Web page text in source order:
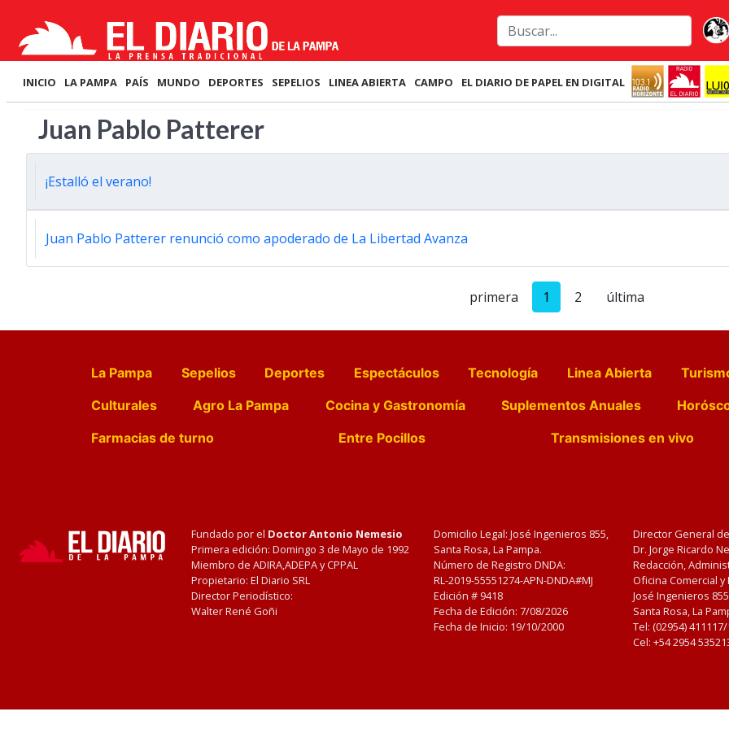
INICIO LA PAMPA PAÍS MUNDO DEPORTES SEPELIOS LINEA ABIERTA CAMPO EL DIARIO DE PAPEL EN DIGITAL
Juan Pablo Patterer
¡Estalló el verano!
Juan Pablo Patterer renunció como apoderado de La Libertad Avanza
primera 1 2 última
La Pampa Sepelios Deportes Espectáculos Tecnología Linea Abierta
Culturales
Agro La Pampa Cocina y Gastronomía Suplementos Anuales
Farmacias de turno
Entre Pocillos Transmisiones en vivo
Fundado por el Doctor Antonio Nemesio
Primera edición: Domingo 3 de Mayo de 1992
Miembro de ADIRA,ADEPA y CPPAL
Propietario: El Diario SRL
Director Periodístico:
Walter René Goñi
Domicilio Legal: José Ingenieros 855,
Santa Rosa, La Pampa.
Número de Registro DNDA:
RL-2019-55551274-APN-DNDA#MJ
Edición # 9418
Fecha de Edición: 7/08/2026
Fecha de Inicio: 19/10/2000
Director General
Dr. Jorge Ricardo
Redacción,
Oficina Comercial
José Ingenieros
Santa Rosa, La
Tel: (02954)
Cel: +54 2954